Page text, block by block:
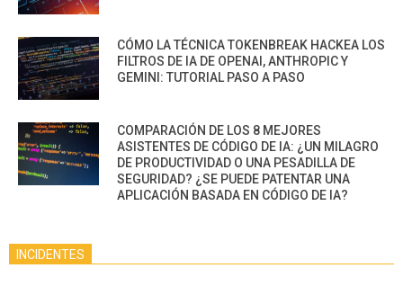
CÓMO LA TÉCNICA TOKENBREAK HACKEA LOS
FILTROS DE IA DE OPENAI, ANTHROPIC Y
GEMINI: TUTORIAL PASO A PASO
COMPARACIÓN DE LOS 8 MEJORES
ASISTENTES DE CÓDIGO DE IA: ¿UN MILAGRO
DE PRODUCTIVIDAD O UNA PESADILLA DE
SEGURIDAD? ¿SE PUEDE PATENTAR UNA
APLICACIÓN BASADA EN CÓDIGO DE IA?
INCIDENTES